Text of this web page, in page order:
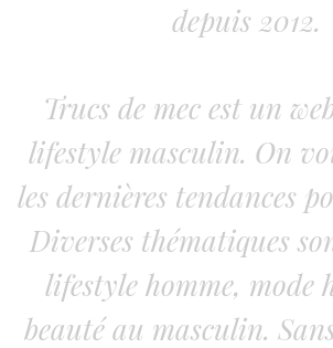
depuis 2012.
Trucs de mec est un
lifestyle masculin. On
les dernières tendances
Diverses thématiques
lifestyle homme, mode
beauté au masculin.